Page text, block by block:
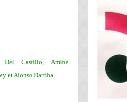
Del Castillo, Amine
et Alonso Darriba